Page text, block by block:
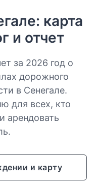
карта
и отчет
за 2026 год о
дорожного
в Сенегале.
для всех, кто
арендовать
и карту